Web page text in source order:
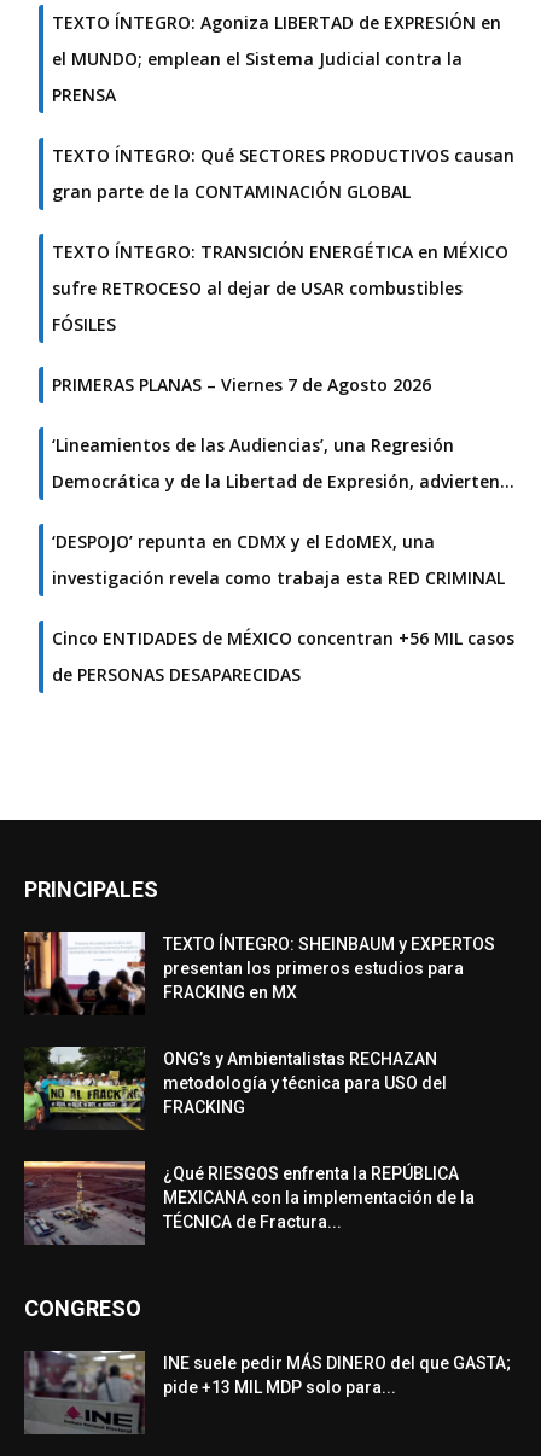
TEXTO ÍNTEGRO: Agoniza LIBERTAD de EXPRESIÓN en
el MUNDO; emplean el Sistema Judicial contra la
PRENSA
TEXTO ÍNTEGRO: Qué SECTORES PRODUCTIVOS causan
gran parte de la CONTAMINACIÓN GLOBAL
TEXTO ÍNTEGRO: TRANSICIÓN ENERGÉTICA en MÉXICO
sufre RETROCESO al dejar de USAR combustibles
FÓSILES
PRIMERAS PLANAS – Viernes 7 de Agosto 2026
‘Lineamientos de las Audiencias’, una Regresión
Democrática y de la Libertad de Expresión, advierten…
‘DESPOJO’ repunta en CDMX y el EdoMEX, una
investigación revela como trabaja esta RED CRIMINAL
Cinco ENTIDADES de MÉXICO concentran +56 MIL casos
de PERSONAS DESAPARECIDAS
PRINCIPALES
TEXTO ÍNTEGRO: SHEINBAUM y EXPERTOS
presentan los primeros estudios para
FRACKING en MX
ONG’s y Ambientalistas RECHAZAN
metodología y técnica para USO del
FRACKING
¿Qué RIESGOS enfrenta la REPÚBLICA
MEXICANA con la implementación de la
TÉCNICA de Fractura...
CONGRESO
INE suele pedir MÁS DINERO del que GASTA;
pide +13 MIL MDP solo para...